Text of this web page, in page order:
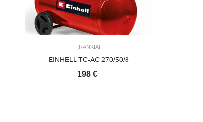
ĮRANKIAI
EINHELL TC-AC 270/50/8
198 €